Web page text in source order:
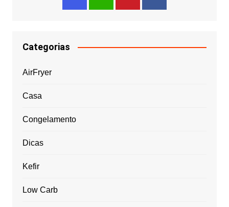
Categorias
AirFryer
Casa
Congelamento
Dicas
Kefir
Low Carb